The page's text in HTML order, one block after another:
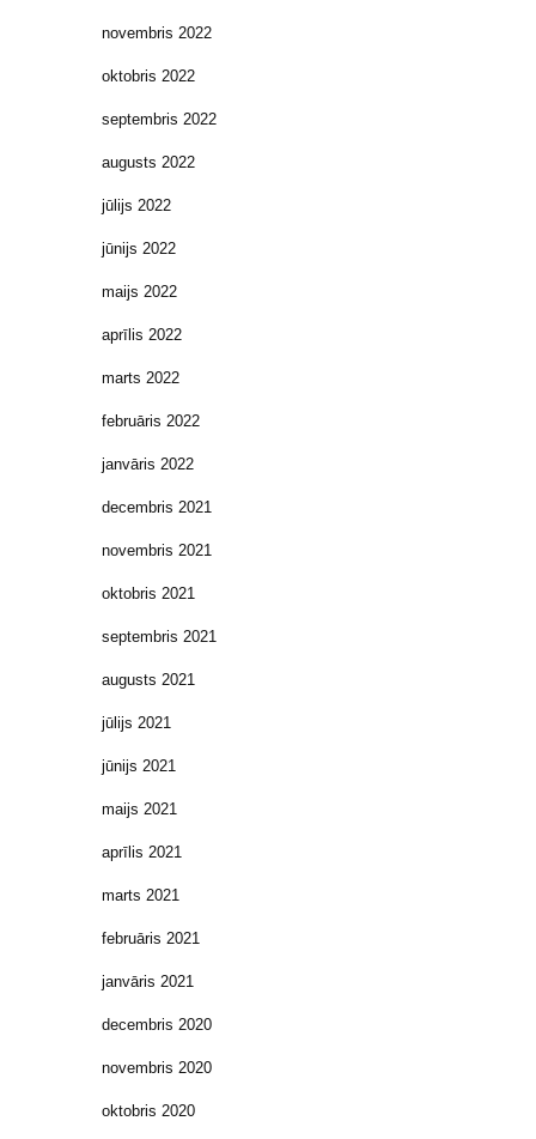
novembris 2022
oktobris 2022
septembris 2022
augusts 2022
jūlijs 2022
jūnijs 2022
maijs 2022
aprīlis 2022
marts 2022
februāris 2022
janvāris 2022
decembris 2021
novembris 2021
oktobris 2021
septembris 2021
augusts 2021
jūlijs 2021
jūnijs 2021
maijs 2021
aprīlis 2021
marts 2021
februāris 2021
janvāris 2021
decembris 2020
novembris 2020
oktobris 2020